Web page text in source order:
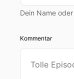
Dein Name
Kommentar